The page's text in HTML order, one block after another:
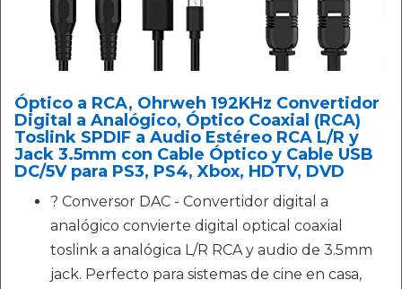
Óptico a RCA, Ohrweh 192KHz Convertidor
Digital a Analógico, Óptico Coaxial (RCA)
Toslink SPDIF a Audio Estéreo RCA L/R y
Jack 3.5mm con Cable Óptico y Cable USB
DC/5V para PS3, PS4, Xbox, HDTV, DVD
? Conversor DAC - Convertidor digital a
analógico convierte digital optical coaxial
toslink a analógica L/R RCA y audio de 3.5mm
jack. Perfecto para sistemas de cine en casa,